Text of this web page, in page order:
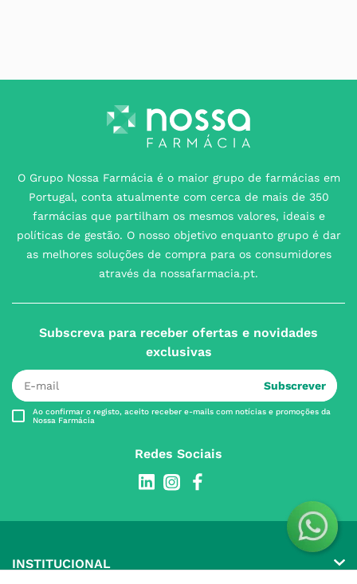
O Grupo Nossa Farmácia é o maior grupo de farmácias em
Portugal, conta atualmente com cerca de mais de 350
farmácias que partilham os mesmos valores, ideais e
políticas de gestão. O nosso objetivo enquanto grupo é dar
as melhores soluções de compra para os consumidores
através da nossafarmacia.pt.
Subscreva para receber ofertas e novidades
exclusivas
Subscrever
Ao confirmar o registo, aceito receber e-mails com notícias e promoções da
Nossa Farmácia
Redes Sociais
INSTITUCIONAL